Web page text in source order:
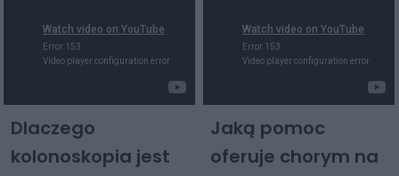
Dlaczego
kolonoskopia jest
Jaką pomoc
oferuje chorym na